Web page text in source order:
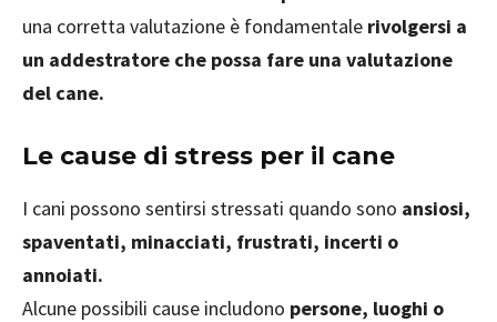
una corretta valutazione è fondamentale rivolgersi a
un addestratore che possa fare una valutazione
del cane.
Le cause di stress per il cane
I cani possono sentirsi stressati quando sono ansiosi,
spaventati, minacciati, frustrati, incerti o
annoiati.
Alcune possibili cause includono persone, luoghi o